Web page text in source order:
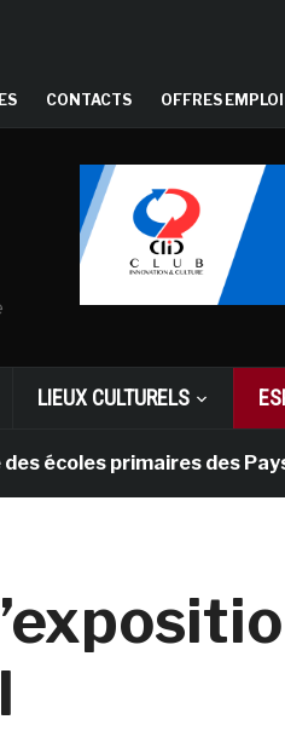
CONTACTS OFFRES
LIEUX CULTURELS
primaires des Pays-bas